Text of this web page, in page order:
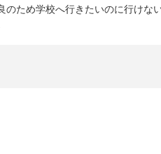
のため学校へ行きたいのに行けな